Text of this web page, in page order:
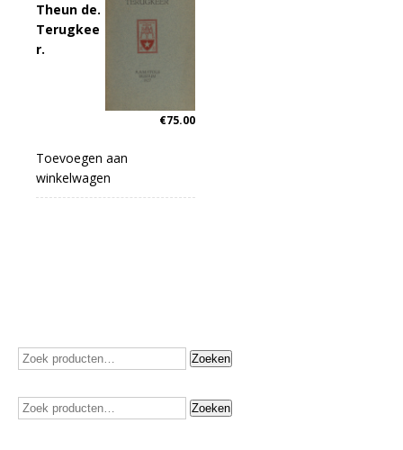
Theun de.
Terugkee
r.
€75.00
Toevoegen aan
winkelwagen
Zoeken
naar:
Zoeken
Zoeken
naar:
Zoeken